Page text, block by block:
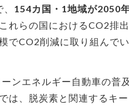
154カ国・1地域が2050
れらの国におけるCO2排
でCO2削減に取り組んで
ンエネルギー自動車の普
は、脱炭素と関連するキ